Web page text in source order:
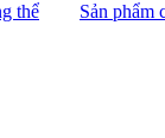
thể
Sản phẩm